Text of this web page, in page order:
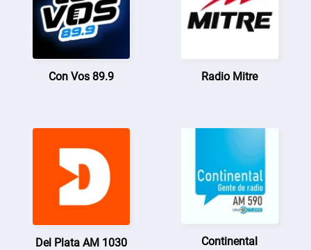
Con Vos 89.9 Radio Mitre
Del Plata AM 1030 Continental